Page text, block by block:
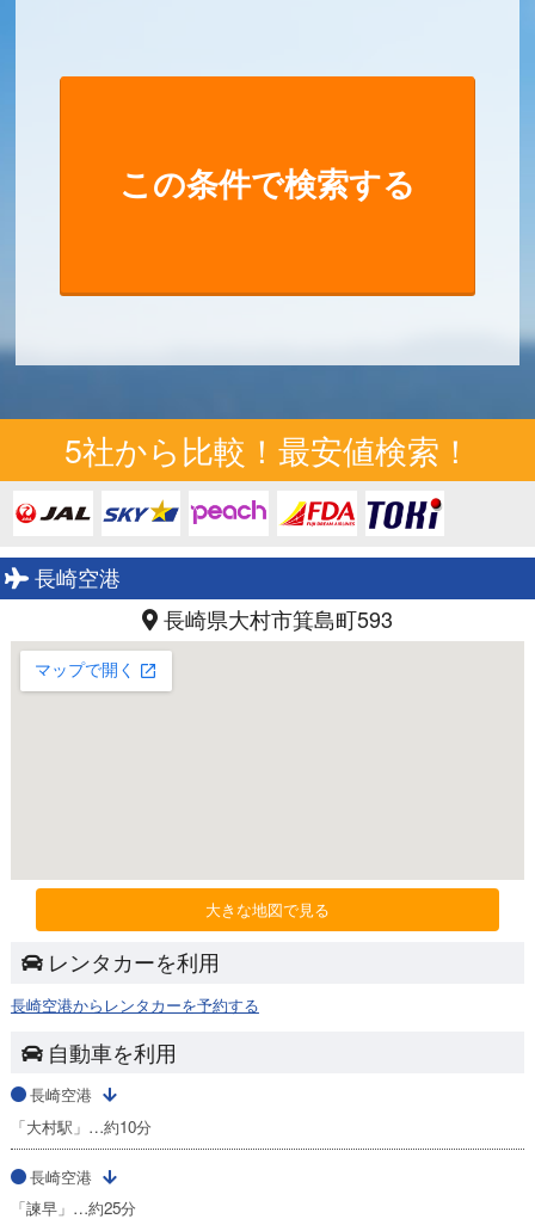
5社から比較！最安値検索！
長崎空港
長崎県大村市箕島町593
大きな地図で見る
レンタカーを利用
長崎空港からレンタカーを予約する
自動車を利用
長崎空港
「大村駅」…約10分
長崎空港
「諫早」…約25分